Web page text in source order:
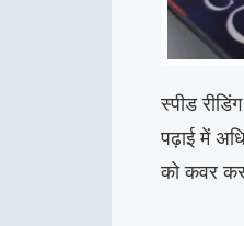
स्पीड
पढ़ाई में
को कवर